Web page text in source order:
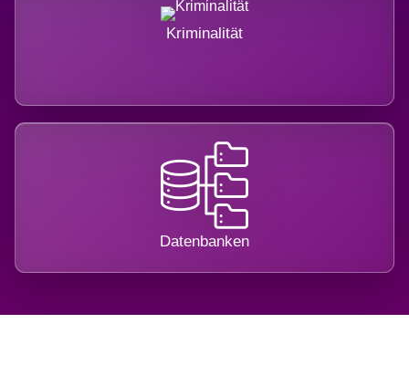
Kriminalität
Datenbanken